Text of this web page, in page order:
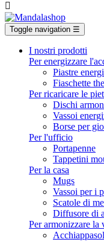

Toggle navigation ☰
I nostri prodotti
Per energizzare
Piastre
Fiaschette
Per ricaricare le
Dischi
Vassoi
Borse per
Per l'ufficio
Portapenne
Tappetini
Per la casa
Mugs
Vassoi per i
Scatole di
Diffusore di
Per armonizzare la